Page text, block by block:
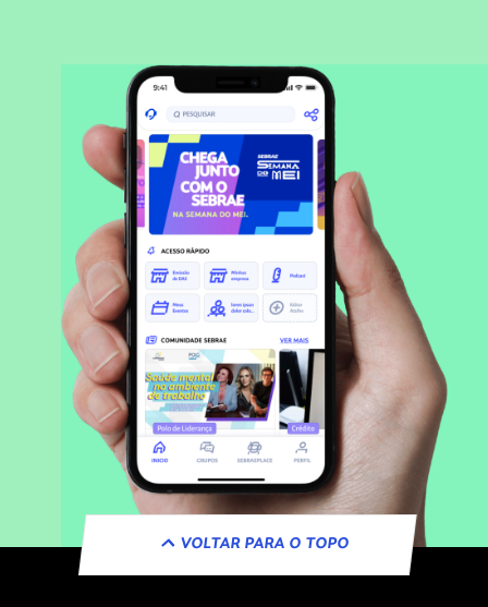
VOLTAR PARA O TOPO